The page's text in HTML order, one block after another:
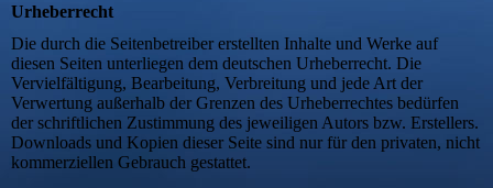
Urheberrecht
Die durch die Seitenbetreiber erstellten Inhalte und Werke auf
diesen Seiten unterliegen dem deutschen Urheberrecht. Die
Vervielfältigung, Bearbeitung, Verbreitung und jede Art der
Verwertung außerhalb der Grenzen des Urheberrechtes bedürfen
der schriftlichen Zustimmung des jeweiligen Autors bzw. Erstellers.
Downloads und Kopien dieser Seite sind nur für den privaten, nicht
kommerziellen Gebrauch gestattet.